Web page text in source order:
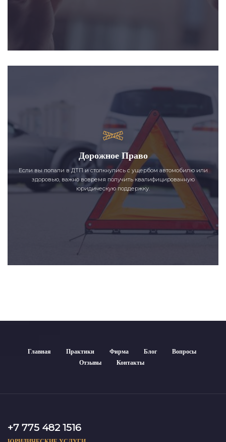
Дорожное Право
Если вы попали в ДТП и столкнулись с ущербом автомобилю или
здоровью, важно вовремя получить квалифицированную
юридическую поддержку.
Главная Практики Фирма Блог
Вопросы
Отзывы
Контакты
+7 775 482 1516